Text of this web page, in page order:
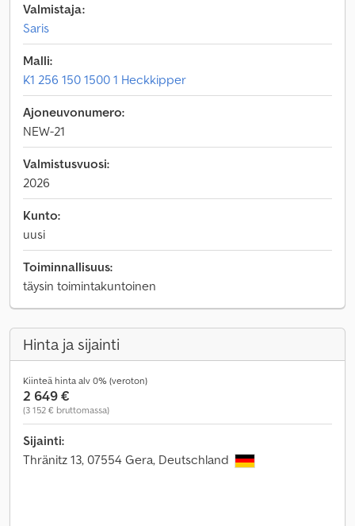
Valmistaja:
Saris
Malli:
K1 256 150 1500 1 Heckkipper
Ajoneuvonumero:
NEW-21
Valmistusvuosi:
2026
Kunto:
uusi
Toiminnallisuus:
täysin toimintakuntoinen
Hinta ja sijainti
Kiinteä hinta alv 0% (veroton)
2 649 €
(3 152 € bruttomassa)
Sijainti:
Thränitz 13, 07554 Gera, Deutschland